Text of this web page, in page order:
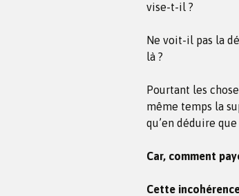
vise-t-il ?
Ne voit-il pas la
là ?
Pourtant les
même temps la
qu’en déduire
Car, comment
Cette